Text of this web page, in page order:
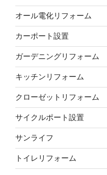
オール電化リフォーム
カーポート設置
ガーデニングリフォーム
キッチンリフォーム
クローゼットリフォーム
サイクルポート設置
サンライフ
トイレリフォーム